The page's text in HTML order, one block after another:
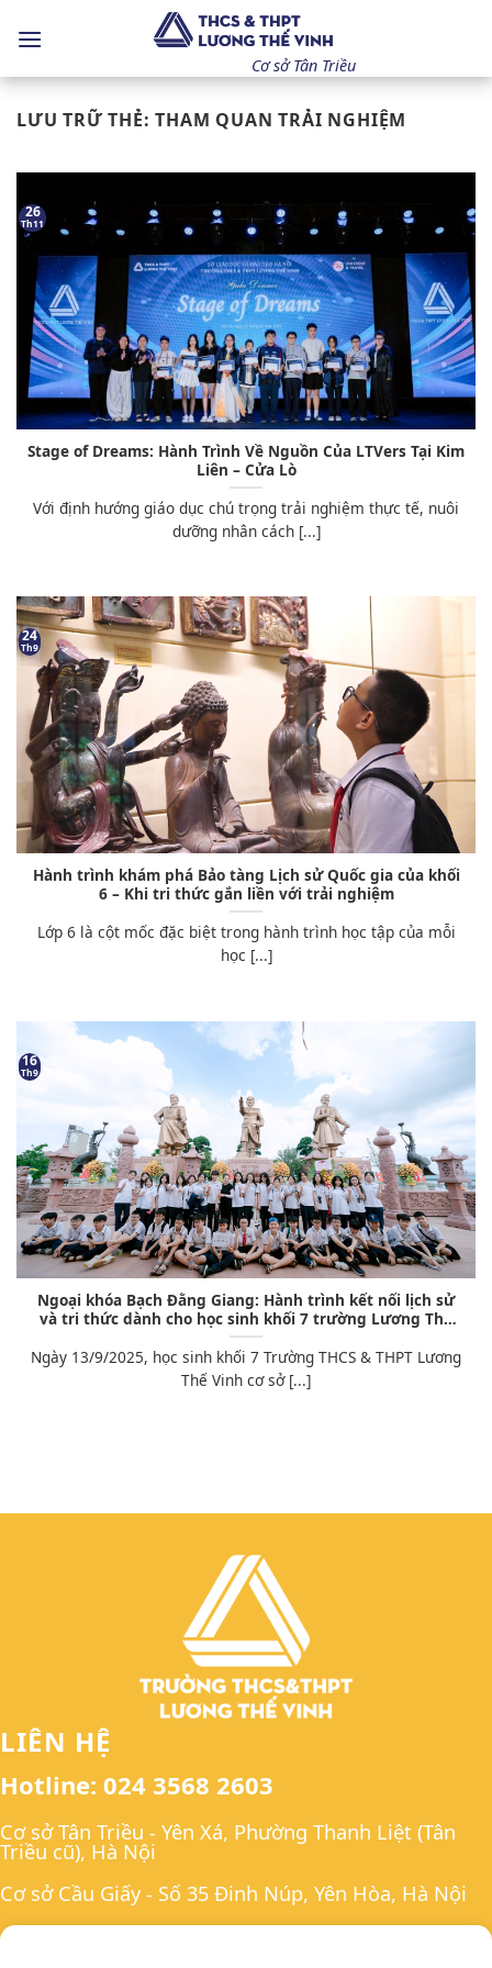
qua
Cơ sở Tân Triều
LƯU TRỮ THẺ:THAM QUAN TRẢI NGHIỆM
Stage of Dreams: Hành Trình Về Nguồn Của LTVers Tại Kim
Liên – Cửa Lò
Với định hướng giáo dục chú trọng trải nghiệm thực tế, nuôi
dưỡng nhân cách [...]
26
Th11
Hành trình khám phá Bảo tàng Lịch sử Quốc gia của khối
6 – Khi tri thức gắn liền với trải nghiệm
Lớp 6 là cột mốc đặc biệt trong hành trình học tập của mỗi
học [...]
24
Th9
Ngoại khóa Bạch Đằng Giang: Hành trình kết nối lịch sử
và tri thức dành cho học sinh khối 7 trường Lương Thế
Vinh
Ngày 13/9/2025, học sinh khối 7 Trường THCS & THPT Lương
Thế Vinh cơ sở [...]
16
Th9
LIÊN HỆ
Hotline: 024 3568 2603
Cơ sở Tân Triều - Yên Xá, Phường Thanh Liệt (Tân
Triều cũ), Hà Nội
Cơ sở Cầu Giấy - Số 35 Đinh Núp, Yên Hòa, Hà Nội